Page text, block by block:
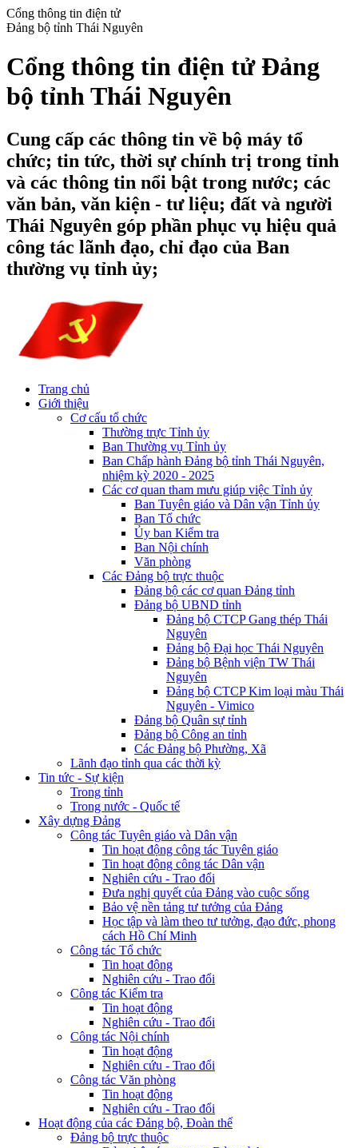
Cổng thông tin điện tử
Đảng bộ tỉnh Thái Nguyên
Cổng thông tin điện tử Đảng
bộ tỉnh Thái Nguyên
Cung cấp các thông tin về bộ máy tổ
chức; tin tức, thời sự chính trị trong tỉnh
và các thông tin nổi bật trong nước; các
văn bản, văn kiện - tư liệu; đất và người
Thái Nguyên góp phần phục vụ hiệu quả
công tác lãnh đạo, chỉ đạo của Ban
thường vụ tỉnh ủy;
Trang chủ
Giới thiệu
Cơ cấu tổ chức
Thường trực Tỉnh ủy
Ban Thường vụ Tỉnh ủy
Ban Chấp hành Đảng bộ tỉnh Thái Nguyên,
nhiệm kỳ 2020 - 2025
Các cơ quan tham mưu giúp việc Tỉnh ủy
Ban Tuyên giáo và Dân vận Tỉnh ủy
Ban Tổ chức
Ủy ban Kiểm tra
Ban Nội chính
Văn phòng
Các Đảng bộ trực thuộc
Đảng bộ các cơ quan Đảng tỉnh
Đảng bộ UBND tỉnh
Đảng bộ CTCP Gang thép Thái
Nguyên
Đảng bộ Đại học Thái Nguyên
Đảng bộ Bệnh viện TW Thái
Nguyên
Đảng bộ CTCP Kim loại màu Thái
Nguyên - Vimico
Đảng bộ Quân sự tỉnh
Đảng bộ Công an tỉnh
Các Đảng bộ Phường, Xã
Lãnh đạo tỉnh qua các thời kỳ
Tin tức - Sự kiện
Trong tỉnh
Trong nước - Quốc tế
Xây dựng Đảng
Công tác Tuyên giáo và Dân vận
Tin hoạt động công tác Tuyên giáo
Tin hoạt động công tác Dân vận
Nghiên cứu - Trao đổi
Đưa nghị quyết của Đảng vào cuộc sống
Bảo vệ nền tảng tư tưởng của Đảng
Học tập và làm theo tư tưởng, đạo đức, phong
cách Hồ Chí Minh
Công tác Tổ chức
Tin hoạt động
Nghiên cứu - Trao đổi
Công tác Kiểm tra
Tin hoạt động
Nghiên cứu - Trao đổi
Công tác Nội chính
Tin hoạt động
Nghiên cứu - Trao đổi
Công tác Văn phòng
Tin hoạt động
Nghiên cứu - Trao đổi
Hoạt động của các Đảng bộ, Đoàn thể
Đảng bộ trực thuộc